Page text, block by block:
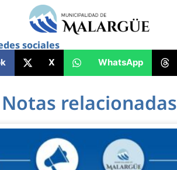
sociales
X WhatsApp
Notas relacionadas